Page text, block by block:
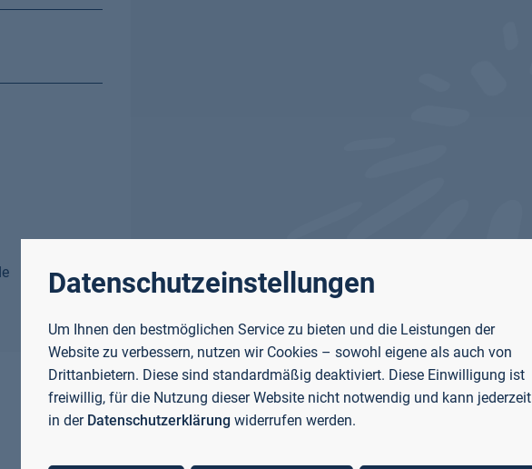
Datenschutzeinstellungen
Um Ihnen den bestmöglichen Service zu bieten und die Leistungen der
Website zu verbessern, nutzen wir Cookies – sowohl eigene als auch von
Drittanbietern. Diese sind standardmäßig deaktiviert. Diese Einwilligung ist
freiwillig, für die Nutzung dieser Website nicht notwendig und kann jederzeit
in der Datenschutzerklärung widerrufen werden.